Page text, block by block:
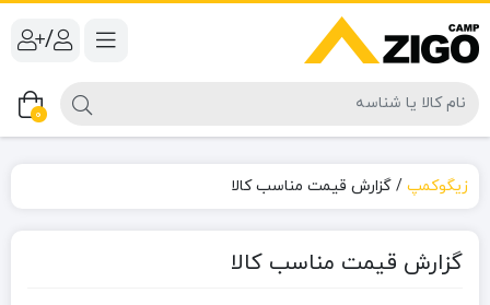
/
0
زیگوکمپ / گزارش قیمت مناسب کالا
گزارش قیمت مناسب کالا